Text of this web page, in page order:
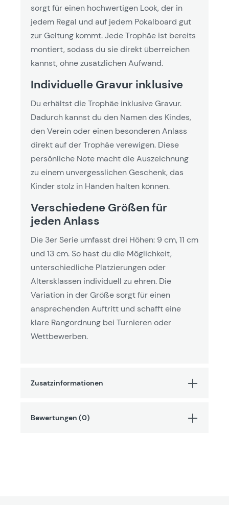
sorgt für einen hochwertigen Look, der in
jedem Regal und auf jedem Pokalboard gut
zur Geltung kommt. Jede Trophäe ist bereits
montiert, sodass du sie direkt überreichen
kannst, ohne zusätzlichen Aufwand.
Individuelle Gravur inklusive
Du erhältst die Trophäe inklusive Gravur.
Dadurch kannst du den Namen des Kindes,
den Verein oder einen besonderen Anlass
direkt auf der Trophäe verewigen. Diese
persönliche Note macht die Auszeichnung
zu einem unvergesslichen Geschenk, das
Kinder stolz in Händen halten können.
Verschiedene Größen für
jeden Anlass
Die 3er Serie umfasst drei Höhen: 9 cm, 11 cm
und 13 cm. So hast du die Möglichkeit,
unterschiedliche Platzierungen oder
Altersklassen individuell zu ehren. Die
Variation in der Größe sorgt für einen
ansprechenden Auftritt und schafft eine
klare Rangordnung bei Turnieren oder
Wettbewerben.
Zusatzinformationen
Bewertungen (0)